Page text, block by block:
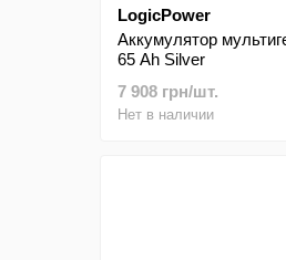
LogicPower
Аккумулятор
65 Ah Silver
7 908 грн/шт.
Нет в наличии